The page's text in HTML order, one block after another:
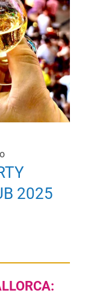
2025